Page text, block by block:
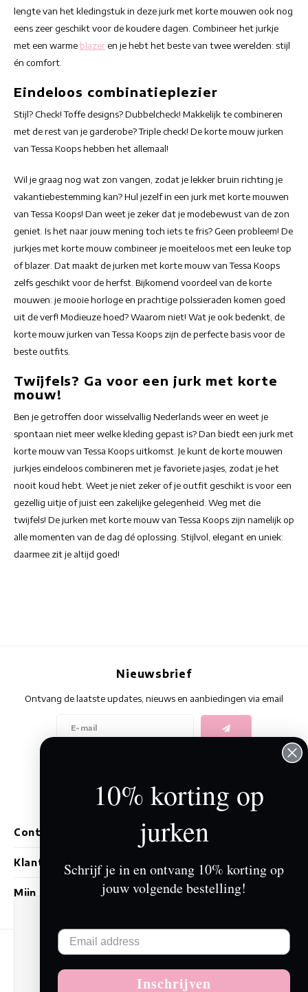
lengte van het kledingstuk in deze jurk met korte mouwen ook nog
eens zeer geschikt voor de koudere dagen. Combineer het jurkje
met een warme blazer en je hebt het beste van twee werelden: stijl
én comfort.
Eindeloos combinatieplezier
Stijl? Check! Toffe designs? Dubbelcheck! Makkelijk te combineren
met de rest van je garderobe? Triple check! De korte mouw jurken
van Tessa Koops hebben het allemaal!
Wil je graag nog wat zon vangen, zodat je lekker bruin richting je
vakantiebestemming kan? Hul jezelf in een jurk met korte mouwen
van Tessa Koops! Dan weet je zeker dat je modebewust van de zon
geniet. Is het naar jouw mening toch iets te fris? Geen probleem! De
jurkjes met korte mouw combineer je moeiteloos met een leuke top
of blazer. Dat maakt de jurken met korte mouw van Tessa Koops
zelfs geschikt voor de herfst. Bijkomend voordeel van de korte
mouwen: je mooie horloge en prachtige polssieraden komen goed
uit de verf! Modieuze hoed? Waarom niet! Wat je ook bedenkt, de
korte mouw jurken van Tessa Koops zijn de perfecte basis voor de
beste outfits.
Twijfels? Ga voor een jurk met korte
mouw!
Ben je getroffen door wisselvallig Nederlands weer en weet je
spontaan niet meer welke kleding gepast is? Dan biedt een jurk met
korte mouw van Tessa Koops uitkomst. Je kunt de korte mouwen
jurkjes eindeloos combineren met je favoriete jasjes, zodat je het
nooit koud hebt. Weet je niet zeker of je outfit geschikt is voor een
gezellig uitje of juist een zakelijke gelegenheid. Weg met die
twijfels! De jurken met korte mouw van Tessa Koops zijn namelijk op
alle momenten van de dag dé oplossing. Stijlvol, elegant en uniek:
daarmee zit je altijd goed!
Contact
Nieuwsbrief
Ontvang de laatste updates, nieuws en aanbiedingen via email
Klantenservice
Mijn account
© Copyright 2026 Tessa Koops - Powered byLightspeed- Theme by
Shopmonkey
verbeteren. Is dat akkoord?
Ja Nee
Meer over cookies »
10% korting op
jurken
Schrijf je in en ontvang 10% korting op
jouw volgende bestelling!
Inschrijven